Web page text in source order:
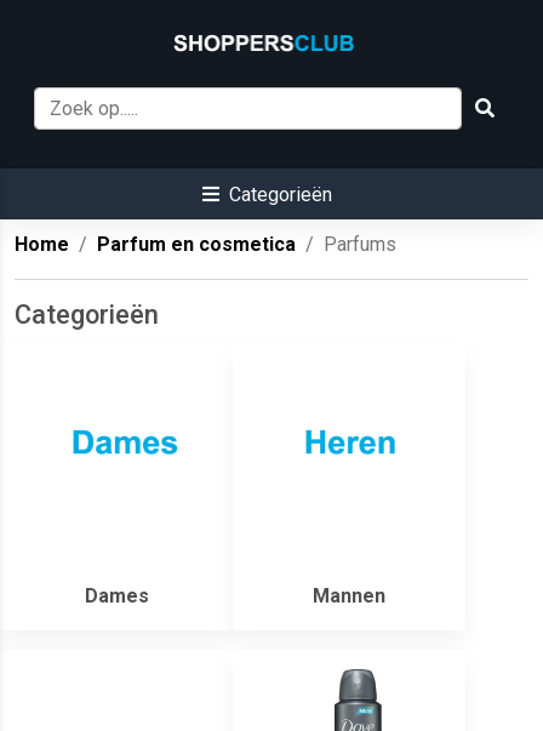
Categorieën
Home Parfum en cosmetica Parfums
Categorieën
Dames Mannen